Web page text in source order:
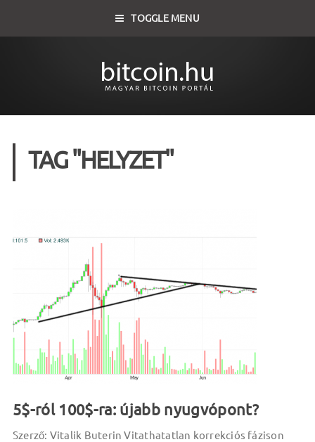
TOGGLE MENU
TAG "HELYZET"
5$-ról 100$-ra: újabb nyugvópont?
Szerző: Vitalik Buterin Vitathatatlan korrekciós fázison